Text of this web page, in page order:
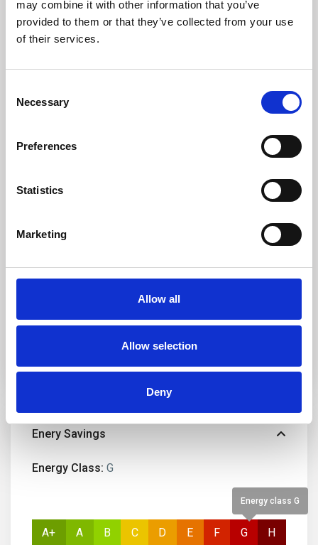
may combine it with other information that you’ve
provided to them or that they’ve collected from your use
of their services.
Selection
Necessary
Preferences
Statistics
Marketing
Allow all
Allow selection
Deny
In Person Video Chat
Your information
GDPR Terms
Enery Savings
Energy Class: G
A+ A B C D E F
Energy class G
G H